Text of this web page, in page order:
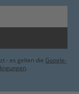
- es gelten die Google-
.